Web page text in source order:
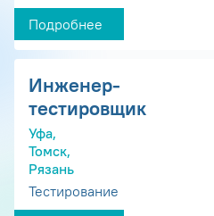
Подробнее
Инженер-
тестировщик
Уфа,
Томск,
Рязань
Тестирование